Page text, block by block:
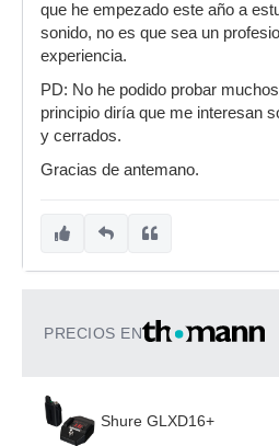
que he empezado este año a
sonido, no es que sea un
experiencia.
PD: No he podido probar
principio diría que me interesan
y cerrados.
Gracias de antemano.
PRECIOS EN
Shure GLXD16+